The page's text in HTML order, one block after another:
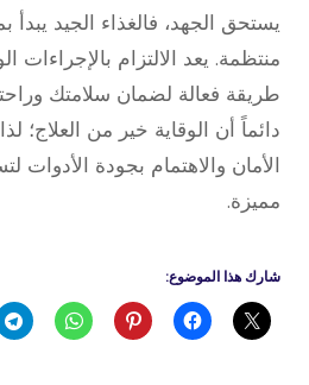
يستحق الجهد، فالغذاء الجيد يبدأ
منتظمة. يعد الالتزام بالإجراءات
طريقة فعالة لضمان سلامتك
دائماً أن الوقاية خير من العلاج؛
الأمان والاهتمام بجودة الأدوات
مميزة.
شارك هذا الموضوع: